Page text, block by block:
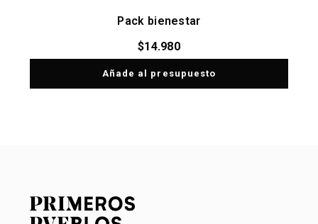
Pack bienestar
$14.980
Añade al presupuesto